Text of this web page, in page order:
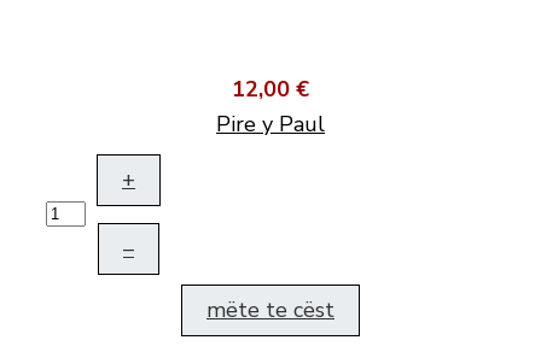
12,00 €
Pire y Paul
+
–
mëte te cëst